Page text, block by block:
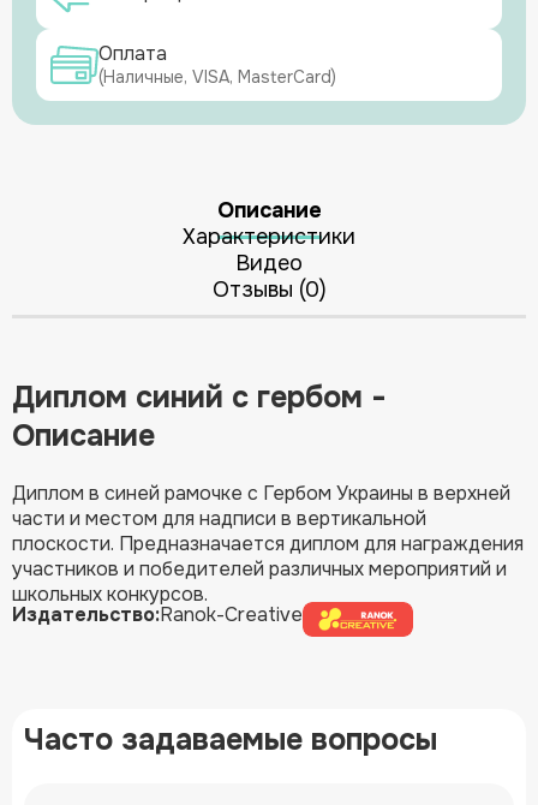
Оплата
(Наличные, VISA, MasterCard)
Описание
Характеристики
Видео
Отзывы (0)
Диплом синий с гербом -
Описание
Диплом в синей рамочке с Гербом Украины в верхней
части и местом для надписи в вертикальной
плоскости. Предназначается диплом для награждения
участников и победителей различных мероприятий и
школьных конкурсов.
Издательство:Ranok-Creative
Часто задаваемые вопросы